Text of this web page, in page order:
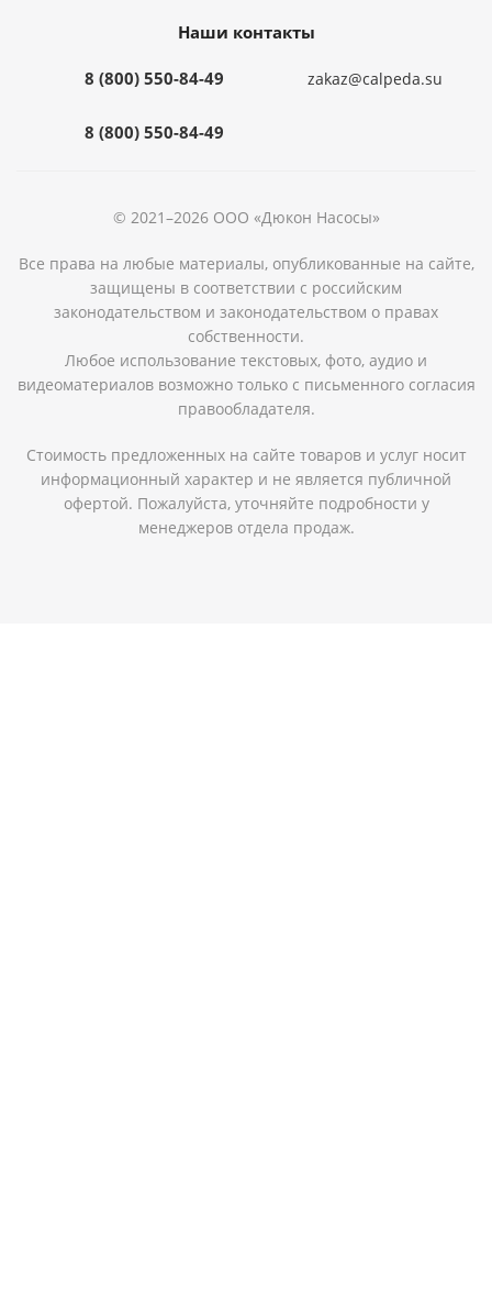
Наши контакты
8 (800) 550-84-49
8 (800) 550-84-49
zakaz@calpeda.su
© 2021–2026 ООО «Дюкон Насосы»
Все права на любые материалы, опубликованные на сайте,
защищены в соответствии с российским
законодательством и законодательством о правах
собственности.
Любое использование текстовых, фото, аудио и
видеоматериалов возможно только с письменного согласия
правообладателя.
Стоимость предложенных на сайте товаров и услуг носит
информационный характер и не является публичной
офертой. Пожалуйста, уточняйте подробности у
менеджеров отдела продаж.